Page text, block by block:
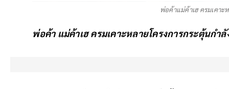
พ่อค้าแม่ค้าเฮ ครมเคาะ
พ่อค้า แม่ค้าเฮ ครมเคาะหลายโครงการกระตุ้นกำ